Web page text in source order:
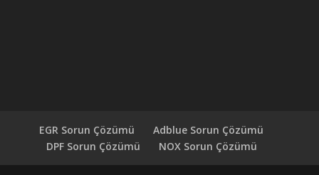
EGR Sorun Çözümü
Adblue Sorun Çözümü
DPF Sorun Çözümü
NOX Sorun Çözümü